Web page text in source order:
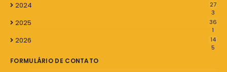
2024
27
3
2025
36
1
2026
14
5
FORMULÁRIO DE CONTATO